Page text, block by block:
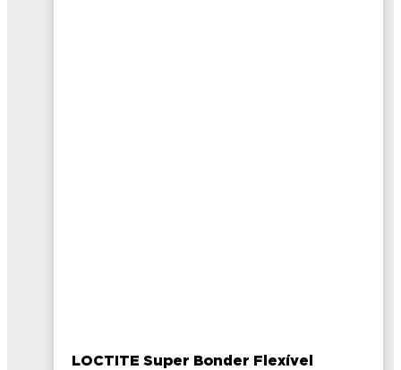
LOCTITE Super Bonder Flexível